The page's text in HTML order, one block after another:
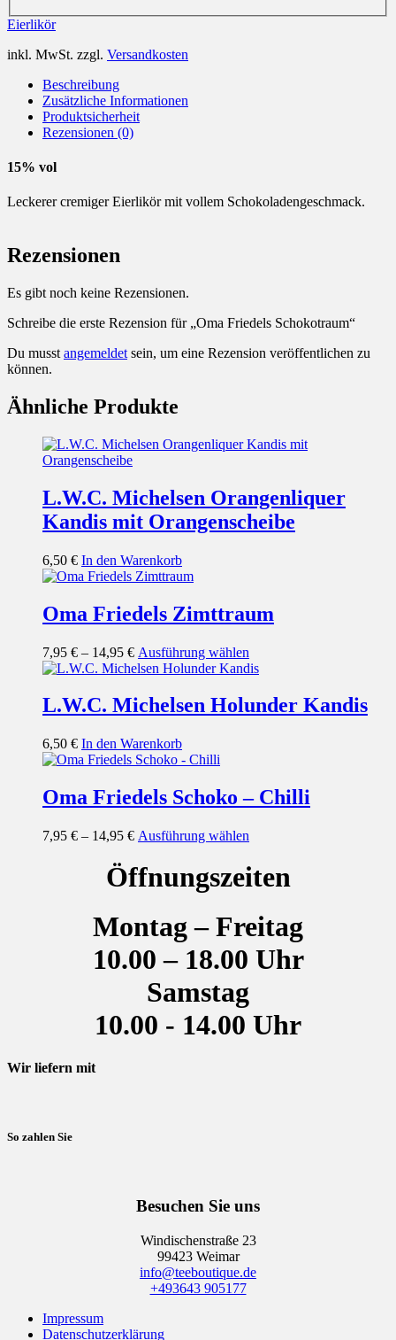
Eierlikör
inkl. MwSt. zzgl. Versandkosten
Beschreibung
Zusätzliche Informationen
Produktsicherheit
Rezensionen (0)
15% vol
Leckerer cremiger Eierlikör mit vollem Schokoladengeschmack.
Rezensionen
Es gibt noch keine Rezensionen.
Schreibe die erste Rezension für „Oma Friedels Schokotraum“
Du musst angemeldet sein, um eine Rezension veröffentlichen zu
können.
Ähnliche Produkte
L.W.C. Michelsen Orangenliquer
Kandis mit Orangenscheibe
6,50 € In den Warenkorb
Oma Friedels Zimttraum
7,95 € – 14,95 € Ausführung wählen
Produkt
mehrere
Varianten
auf
der
gewählt
L.W.C. Michelsen Holunder Kandis
6,50 € In den Warenkorb
Oma Friedels Schoko – Chilli
7,95 € – 14,95 € Ausführung wählen
weist
mehrere
auf.
Die
Optionen
können
Produktseite
gewählt
Öffnungszeiten
Montag – Freitag
10.00 – 18.00 Uhr
Samstag
10.00 - 14.00 Uhr
Wir liefern mit
So zahlen Sie
Besuchen Sie uns
Windischenstraße 23
99423 Weimar
info@teeboutique.de
+493643 905177
Impressum
Datenschutzerklärung